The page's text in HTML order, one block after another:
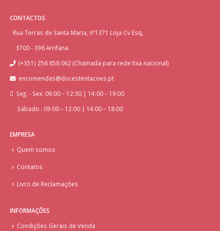
CONTACTOS
Rua Terras de Santa Maria, nº1371 Loja Cv Esq,
3700 - 396 Arrifana
(+351) 256 858 062 (Chamada para rede fixa nacional)
encomendas@docestentacoes.pt
Seg. - Sex. 09:00 – 12:30 | 14:00 – 19:00
Sábado : 09:00 – 12:00 | 14:00 – 18:00
EMPRESA
Quem somos
Contatos
Livro de Reclamações
INFORMAÇÕES
Condições Gerais de Venda